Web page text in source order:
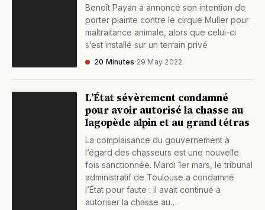
Benoît Payan a annoncé son intention de
porter plainte contre le cirque Muller pour
maltraitance animale, alors que celui-ci
s’est installé sur un terrain privé
20 Minutes· 29 May 2022
L’État sévèrement condamné
pour avoir autorisé la chasse au
lagopède alpin et au grand tétras
La complaisance du gouvernement à
l’égard des chasseurs est une nouvelle
fois sanctionnée. Mardi 1er mars, le tribunal
administratif de Toulouse a condamné
l’État pour faute : il avait continué à
autoriser la chasse au…